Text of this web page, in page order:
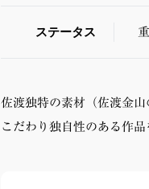
ステータス
佐渡独特の素材（佐渡金
こだわり独自性のある作品